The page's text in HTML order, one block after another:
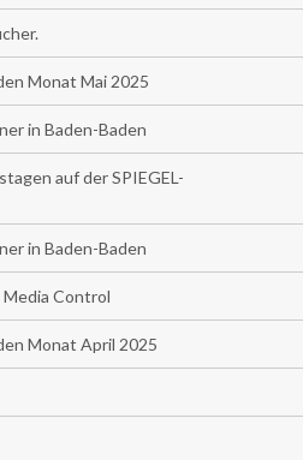
Monat Mai 2025
in Baden-Baden
auf der SPIEGEL-
in Baden-Baden
Control
Monat April 2025